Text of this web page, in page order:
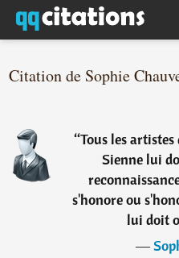
Citation de Sophie
“Tous les artistes
Sienne lui
s'honore ou
lui doit
―